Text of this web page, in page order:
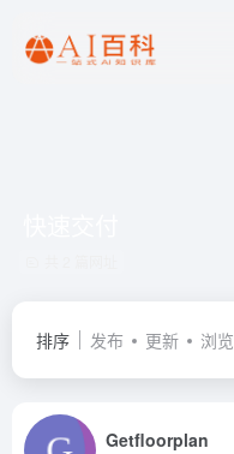
排序 发布 更新 浏览
Getfloorplan